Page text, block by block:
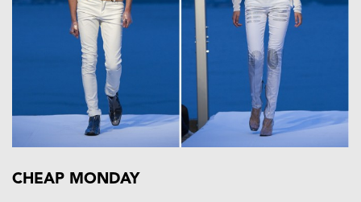
CHEAP MONDAY